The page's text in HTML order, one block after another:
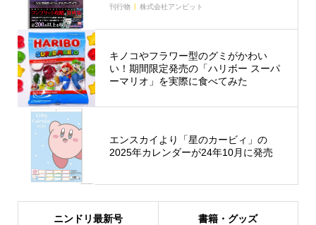
刊行物 株式会社アンビット
キノコやフラワー型のグミがかわい
い！期間限定発売の「ハリボー スーパ
ーマリオ」を実際に食べてみた
エンスカイより「星のカービィ」の
2025年カレンダーが24年10月に発売
ニンドリ最新号 書籍・グッズ